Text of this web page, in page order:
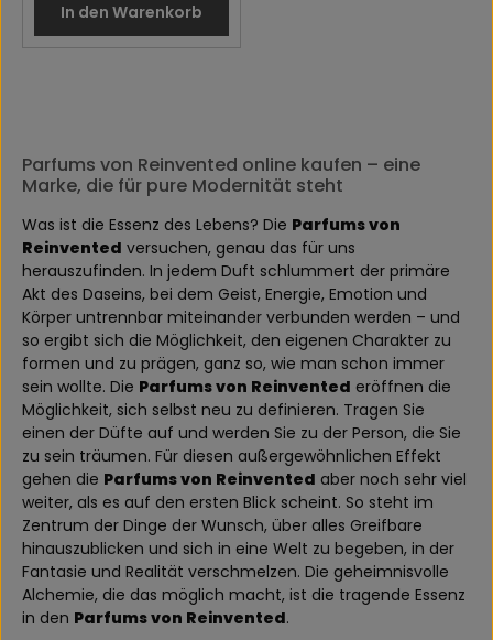
In den Warenkorb
Parfums von Reinvented online kaufen – eine
Marke, die für pure Modernität steht
Was ist die Essenz des Lebens? Die Parfums von
Reinvented versuchen, genau das für uns
herauszufinden. In jedem Duft schlummert der primäre
Akt des Daseins, bei dem Geist, Energie, Emotion und
Körper untrennbar miteinander verbunden werden – und
so ergibt sich die Möglichkeit, den eigenen Charakter zu
formen und zu prägen, ganz so, wie man schon immer
sein wollte. Die Parfums von Reinvented eröffnen die
Möglichkeit, sich selbst neu zu definieren. Tragen Sie
einen der Düfte auf und werden Sie zu der Person, die Sie
zu sein träumen. Für diesen außergewöhnlichen Effekt
gehen die Parfums von Reinvented aber noch sehr viel
weiter, als es auf den ersten Blick scheint. So steht im
Zentrum der Dinge der Wunsch, über alles Greifbare
hinauszublicken und sich in eine Welt zu begeben, in der
Fantasie und Realität verschmelzen. Die geheimnisvolle
Alchemie, die das möglich macht, ist die tragende Essenz
in den Parfums von Reinvented.